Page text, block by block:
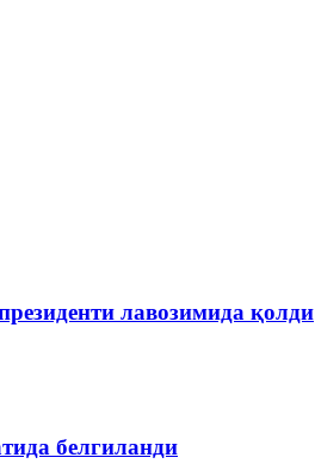
лавозимида қолди
белгиланди